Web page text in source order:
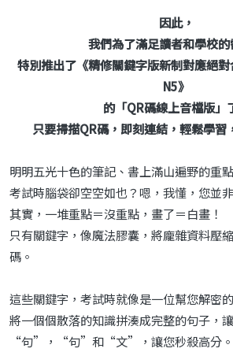
因此，
我們為了滿足讀者和學校的
特別推出了《精修關鍵字版新制對應絕
N5》
的「QR碼線上音檔版」
只要掃描QR碼，即刻連結，輕鬆學習
明明五光十色的筆記、書上滿山遍野的重點
考試時腦袋卻空空如也？嗯，我懂，您並
其實，一堆重點＝沒重點，畫了＝白畫！
只有關鍵字，像魔法膠囊，將龐雜資料壓
碼。
這些關鍵字，考試時就像是一位幫您解密
將一個個散落的知識拼湊成完整的句子
“句”，“句”和“文”，讓您秒殺高分。